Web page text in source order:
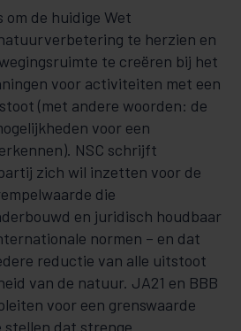
om de huidige Wet
te herzien en
te creëren bij het
voor activiteiten met een
(met andere woorden: de
voor een
NSC schrijft
zich wil inzetten voor de
die
en juridisch houdbaar
normen – en dat
reductie van alle uitstoot
van de natuur. JA21 en BBB
voor een grenswaarde
stellen dat strenge